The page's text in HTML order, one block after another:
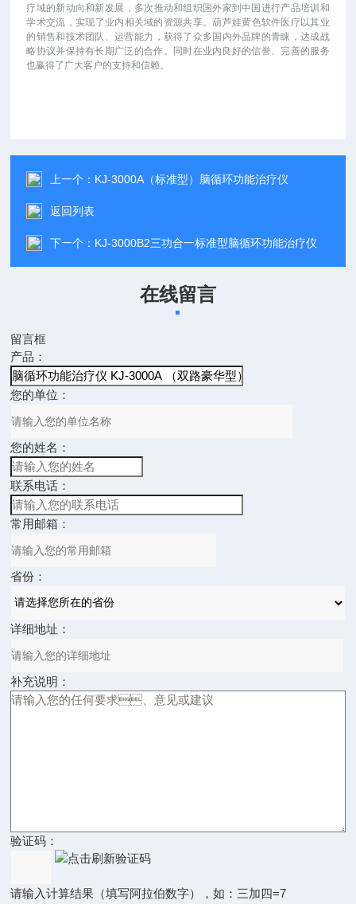
疗域的新动向和新发展，多次推动和组织国外家到中国进行产品培训和
学术交流，实现了业内相关域的资源共享。葫芦娃黄色软件医疗以其业
的销售和技术团队、运营能力，获得了众多国内外品牌的青睐，达成战
略协议并保持有长期广泛的合作。同时在业内良好的信誉、完善的服务
也赢得了广大客户的支持和信赖。
上一个： KJ-3000A（标准型）脑循环功能治疗仪
返回列表
下一个： KJ-3000B2三功合一标准型脑循环功能治疗仪
在线留言
留言框
产品：
您的单位：
您的姓名：
联系电话：
常用邮箱：
省份：
详细地址：
补充说明：
验证码：
请输入计算结果（填写阿拉伯数字），如：三加四=7